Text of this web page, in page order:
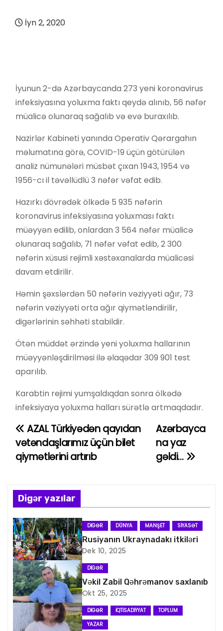
İyn 2, 2020
İyunun 2-də Azərbaycanda 273 yeni koronavirus
infeksiyasına yoluxma faktı qeydə alınıb, 56 nəfər
müalicə olunaraq sağalıb və evə buraxılıb.
Nazirlər Kabineti yanında Operativ Qərargahın
məlumatına görə, COVID-19 üçün götürülən
analiz nümunələri müsbət çıxan 1943, 1954 və
1956-cı il təvəllüdlü 3 nəfər vəfat edib.
Hazırkı dövrədək ölkədə 5 935 nəfərin
koronavirus infeksiyasına yoluxması faktı
müəyyən edilib, onlardan 3 564 nəfər müalicə
olunaraq sağalıb, 71 nəfər vəfat edib, 2 300
nəfərin xüsusi rejimli xəstəxanalarda müalicəsi
davam etdirilir.
Həmin şəxslərdən 50 nəfərin vəziyyəti ağır, 73
nəfərin vəziyyəti orta ağır qiymətləndirilir,
digərlərinin səhhəti stabildir.
Ötən müddət ərzində yeni yoluxma hallarının
müəyyənləşdirilməsi ilə əlaqədar 309 901 test
aparılıb.
Karabtin rejimi yumşaldıqdan sonra ölkədə
infeksiyaya yoluxma halları sürətlə artmaqdadır.
Y
a
ı
n
a
v
i
q
a
Azərbayca
na yaz
gəldi…
AZAL Türkiyədən qayıdan
vətəndaşlarımız üçün bilet
qiymətlərini artırıb
Digər yazılar
DIGƏR DÜNYA MANŞET SIYASƏT
Rusiyanın Ukraynadakı itkiləri
Dek 10, 2025
DIGƏR
Vəkil Zabil Qəhrəmanov saxlanıb
Okt 25, 2025
DIGƏR İQTISADIYYAT
TOPLUM
YAZAR